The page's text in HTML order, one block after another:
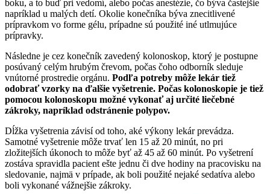
boku, a to buď pri vedomí, alebo počas anestézie, čo býva častejšie
napríklad u malých detí. Okolie konečníka býva znecitlivené
prípravkom vo forme gélu, prípadne sú použité iné utlmujúce
prípravky.
Následne je cez konečník zavedený kolonoskop, ktorý je postupne
posúvaný celým hrubým črevom, počas čoho odborník sleduje
vnútorné prostredie orgánu. Podľa potreby môže lekár tiež
odobrať vzorky na ďalšie vyšetrenie. Počas kolonoskopie je tiež
pomocou kolonoskopu možné vykonať aj určité liečebné
zákroky, napríklad odstránenie polypov.
Dĺžka vyšetrenia závisí od toho, aké výkony lekár prevádza.
Samotné vyšetrenie môže trvať len 15 až 20 minút, no pri
zložitejších úkonoch to môže byť až 45 až 60 minút. Po vyšetrení
zostáva spravidla pacient ešte jednu či dve hodiny na pracovisku na
sledovanie, najmä v prípade, ak boli použité nejaké sedatíva alebo
boli vykonané vážnejšie zákroky.